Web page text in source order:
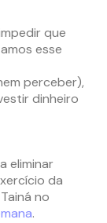
que
esse
perceber),
dinheiro
eliminar
da
no
.